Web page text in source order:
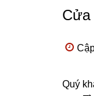
Cửa
Quý